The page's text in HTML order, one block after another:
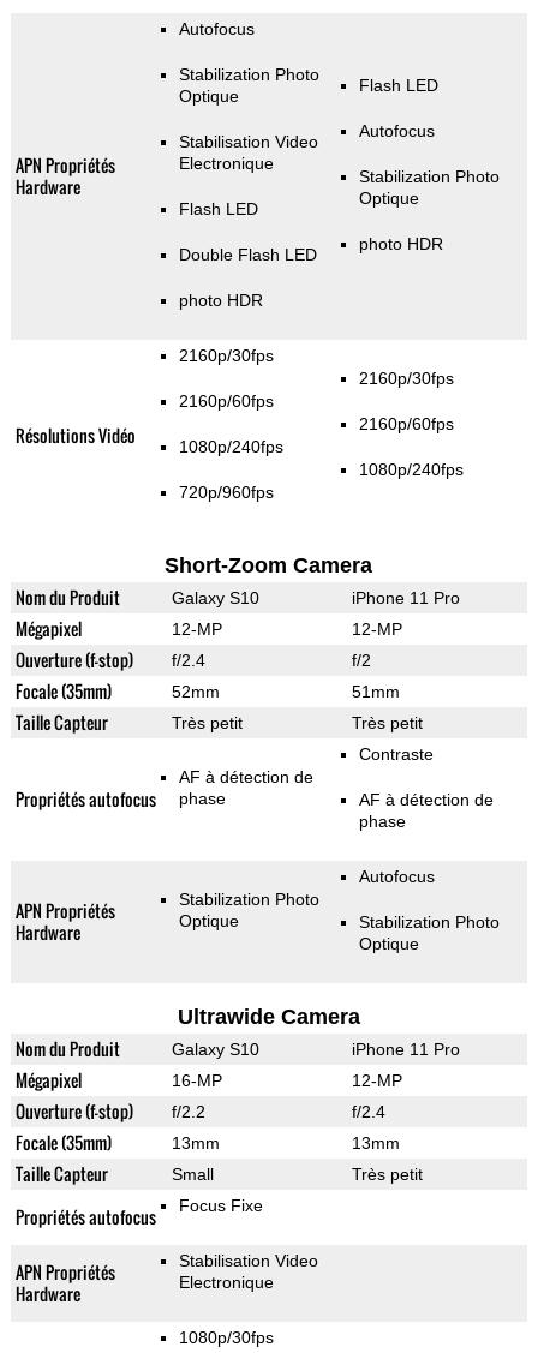
APN Propriétés
Hardware
Autofocus
Stabilization Photo
Optique
Stabilisation Video
Electronique
Flash LED
Double Flash LED
photo HDR
Flash LED
Autofocus
Stabilization Photo
Optique
photo HDR
Résolutions Vidéo
2160p/30fps
2160p/60fps
1080p/240fps
720p/960fps
2160p/30fps
2160p/60fps
1080p/240fps
Short-Zoom Camera
Nom du Produit Galaxy S10 iPhone 11 Pro
Mégapixel 12-MP 12-MP
Ouverture (f-stop) f/2.4 f/2
Focale (35mm) 52mm 51mm
Taille Capteur Très petit Très petit
Propriétés autofocus
AF à détection de
phase
Contraste
AF à détection de
phase
APN Propriétés
Hardware
Stabilization Photo
Optique
Autofocus
Stabilization Photo
Optique
Ultrawide Camera
Nom du Produit Galaxy S10 iPhone 11 Pro
Mégapixel 16-MP 12-MP
Ouverture (f-stop) f/2.2 f/2.4
Focale (35mm) 13mm 13mm
Taille Capteur Small Très petit
Propriétés autofocus Focus Fixe
APN Propriétés
Hardware
Stabilisation Video
Electronique
1080p/30fps